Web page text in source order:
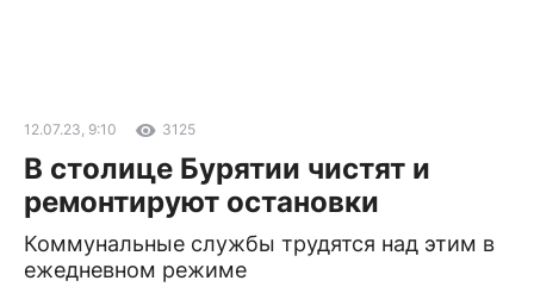
12.07.23, 9:10 3125
В столице Бурятии чистят и
ремонтируют остановки
Коммунальные службы трудятся над этим в
ежедневном режиме